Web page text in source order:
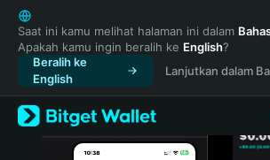
English
日本語
Tiếng Việt
Русский
Español (Latinoamérica)
Türkçe
Italiano
Saat ini kamu melihat halaman ini dalam
Apakah kamu ingin beralih ke English?
Beralih ke
English
Lanjutkan dalam